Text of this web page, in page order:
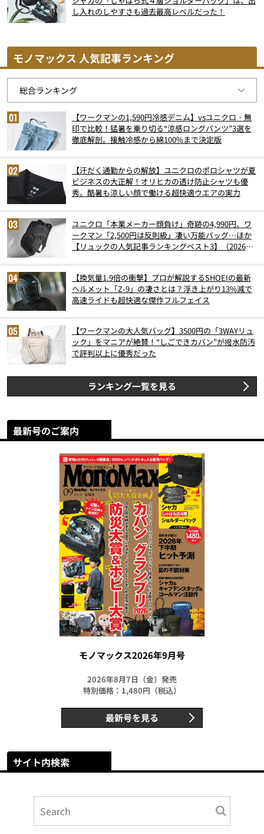
し入れのしやすさも過去最高レベルだった！
モノマックス 人気記事ランキング
【ワークマンの1,590円冷感デニム】vsユニクロ・無
印で比較！猛暑を乗り切る“涼感ロングパンツ”3選を
徹底解剖。接触冷感から綿100%まで決定版
【汗だく通勤からの解放】ユニクロのポロシャツが夏
ビジネスの大正解！オリヒカの透け防止シャツも優
秀。酷暑も涼しい顔で働ける超快適ウエアの実力
ユニクロ「本業メーカー顔負け」奇跡の4,990円、ワ
ークマン「2,500円は反則級」凄い万能バッグ…ほか
【リュックの人気記事ランキングベスト3】（2026年
【換気量1.9倍の衝撃】プロが解説するSHOEIの最新
ヘルメット「Z-9」の凄さとは？浮き上がり13%減で
高速ライドも超快適な傑作フルフェイス
【ワークマンの大人気バッグ】3500円の「3WAYリュ
ック」をマニアが絶賛！“しごできカバン”が撥水防汚
で評判以上に優秀だった
ランキング一覧を見る
最新号のご案内
モノマックス2026年9月号
2026年8月7日（金）発売
特別価格：1,480円（税込）
最新号を見る
サイト内検索